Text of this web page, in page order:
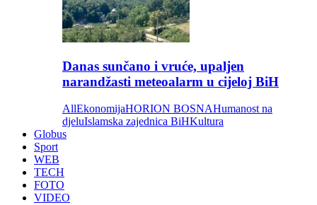
Danas sunčano i vruće, upaljen
narandžasti meteoalarm u cijeloj BiH
AllEkonomijaHORION BOSNAHumanost na
djeluIslamska zajednica BiHKultura
Globus
Sport
WEB
TECH
FOTO
VIDEO